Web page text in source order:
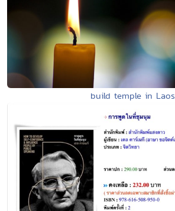
build temple in Laos